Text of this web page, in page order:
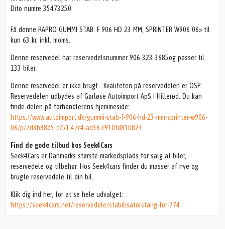
Dito numre 35473250
Få denne RAPRO GUMMI STAB. F 906 HD 23 MM, SPRINTER W906 06> til
kun 63 kr. inkl. moms.
Denne reservedel har reservedelsnummer 906 323 3685og passer til
133 biler.
Denne reservedel er ikke brugt . Kvaliteten på reservedelen er OSP.
Reservedelen udbydes af Gørløse Autoimport ApS i Hillerød. Du kan
finde delen på forhandlerens hjemmeside:
https://www.autoimport.dk/gummi-stab-f-906-hd-23-mm-sprinter-w906-
06/p/7d3b88d5-c751-47c4-ad36-c910fd81b823
Find de gode tilbud hos Seek4Cars
Seek4Cars er Danmarks største markedsplads for salg af biler,
reservedele og tilbehør. Hos Seek4cars finder du masser af nye og
brugte reservedele til din bil.
Klik dig ind her, for at se hele udvalget:
https://seek4cars.net/reservedele/stabilisatorstang-for-774